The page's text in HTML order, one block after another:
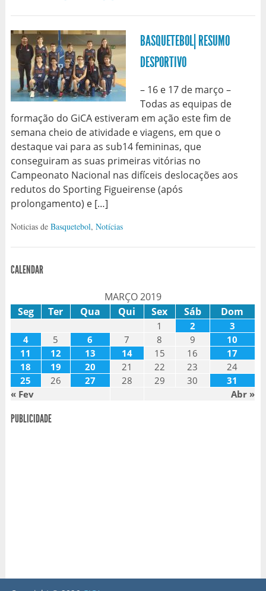
BASQUETEBOL| RESUMO
DESPORTIVO
– 16 e 17 de março –
Todas as equipas de
formação do GiCA estiveram em ação este fim de
semana cheio de atividade e viagens, em que o
destaque vai para as sub14 femininas, que
conseguiram as suas primeiras vitórias no
Campeonato Nacional nas difíceis deslocações aos
redutos do Sporting Figueirense (após
prolongamento) e […]
Noticias de Basquetebol, Notícias
CALENDAR
MARÇO 2019
Seg
Ter Qua Qui Sex Sáb Dom
« Fev Abr »
1 2
3
4
5 6 7 8 9
10
11
12 13 14 15 16
17
18
19 20 21 22 23
24
25
26 27 28 29 30 31
PUBLICIDADE